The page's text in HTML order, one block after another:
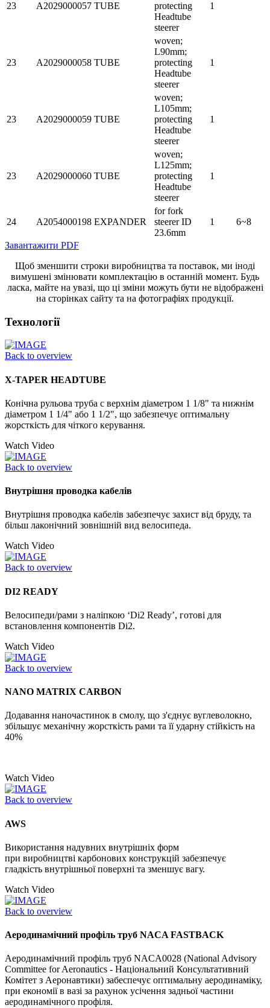
23 A2029000057 TUBE
protecting
Headtube
steerer
1
23 A2029000058 TUBE
woven;
L90mm;
protecting
Headtube
steerer
1
23 A2029000059 TUBE
woven;
L105mm;
protecting
Headtube
steerer
1
23 A2029000060 TUBE
woven;
L125mm;
protecting
Headtube
steerer
1
24 A2054000198 EXPANDER
for fork
steerer ID
23.6mm
1 6~8
Завантажити PDF
Щоб зменшити строки виробництва та поставок, ми іноді
вимушені змінювати комплектацію в останній момент. Будь
ласка, майте на увазі, що ці зміни можуть бути не відображені
на сторінках сайту та на фотографіях продукції.
Технології
Back to overview
X-TAPER HEADTUBE
Конічна рульова труба с верхнім діаметром 1 1/8" та нижнім
діаметром 1 1/4" або 1 1/2", що забезпечує оптимальну
жорсткість для чіткого керування.
Watch Video
Back to overview
Внутрішня проводка кабелів
Внутрішня проводка кабелів забезпечує захист від бруду, та
більш лаконічний зовнішній вид велосипеда.
Watch Video
Back to overview
DI2 READY
Велосипеди/рами з наліпкою ‘Di2 Ready’, готові для
встановлення компонентів Di2.
Watch Video
Back to overview
NANO MATRIX CARBON
Додавання наночастинок в смолу, що з'єднує вуглеволокно,
збільшує механічну жорсткість рами та її ударну стійкість на
40%
Watch Video
Back to overview
AWS
Використання надувних внутрішніх форм
при виробництві карбонових конструкцій забезпечує
гладкість внутрішньої поверхні та зменшує вагу.
Watch Video
Back to overview
Аеродинамічний профіль труб NACA FASTBACK
Аеродинамічний профіль труб NACA0028 (National Advisory
Committee for Aeronautics - Національний Консультативний
Комітет з Аеронавтики) забеспечує оптимальну аеродинаміку,
при економії в вазі за рахунок усічення задньої частини
аеродинамічного профіля.